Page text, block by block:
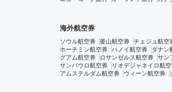
海外航空券
ソウル航空券 釜山航空券 チェジュ航空
ホーチミン航空券 ハノイ航空券 ダナン
グアム航空券
ロサンゼルス航空券 サン
サンパウロ航空券
リオデジャネイロ航
アムステルダム航空券
ウィーン航空券